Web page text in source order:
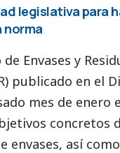
legislativa para
norma
Envases y
publicado en el
mes de enero
concretos
envases, así